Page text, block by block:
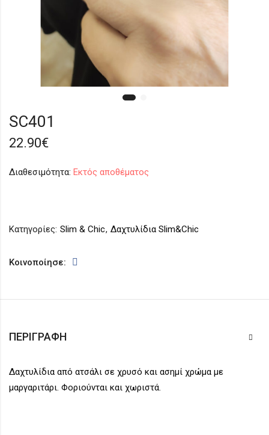
SC401
22.90€
Διαθεσιμότητα: Εκτός αποθέματος
Κατηγορίες: Slim & Chic, Δαχτυλίδια Slim&Chic
Κοινοποίησε:
ΠΕΡΙΓΡΑΦΉ
Δαχτυλίδια από ατσάλι σε χρυσό και ασημί χρώμα με
μαργαριτάρι. Φοριούνται και χωριστά.